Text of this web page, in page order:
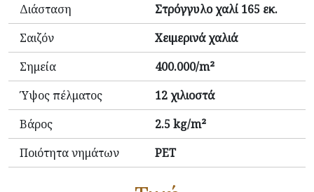
Διάσταση
Στρόγγυλο χαλί 165 εκ.
Σαιζόν
Χειμερινά χαλιά
Σημεία
400.000/m²
Ύψος πέλματος
12 χιλιοστά
Βάρος
2.5 kg/m²
Ποιότητα νημάτων
PET